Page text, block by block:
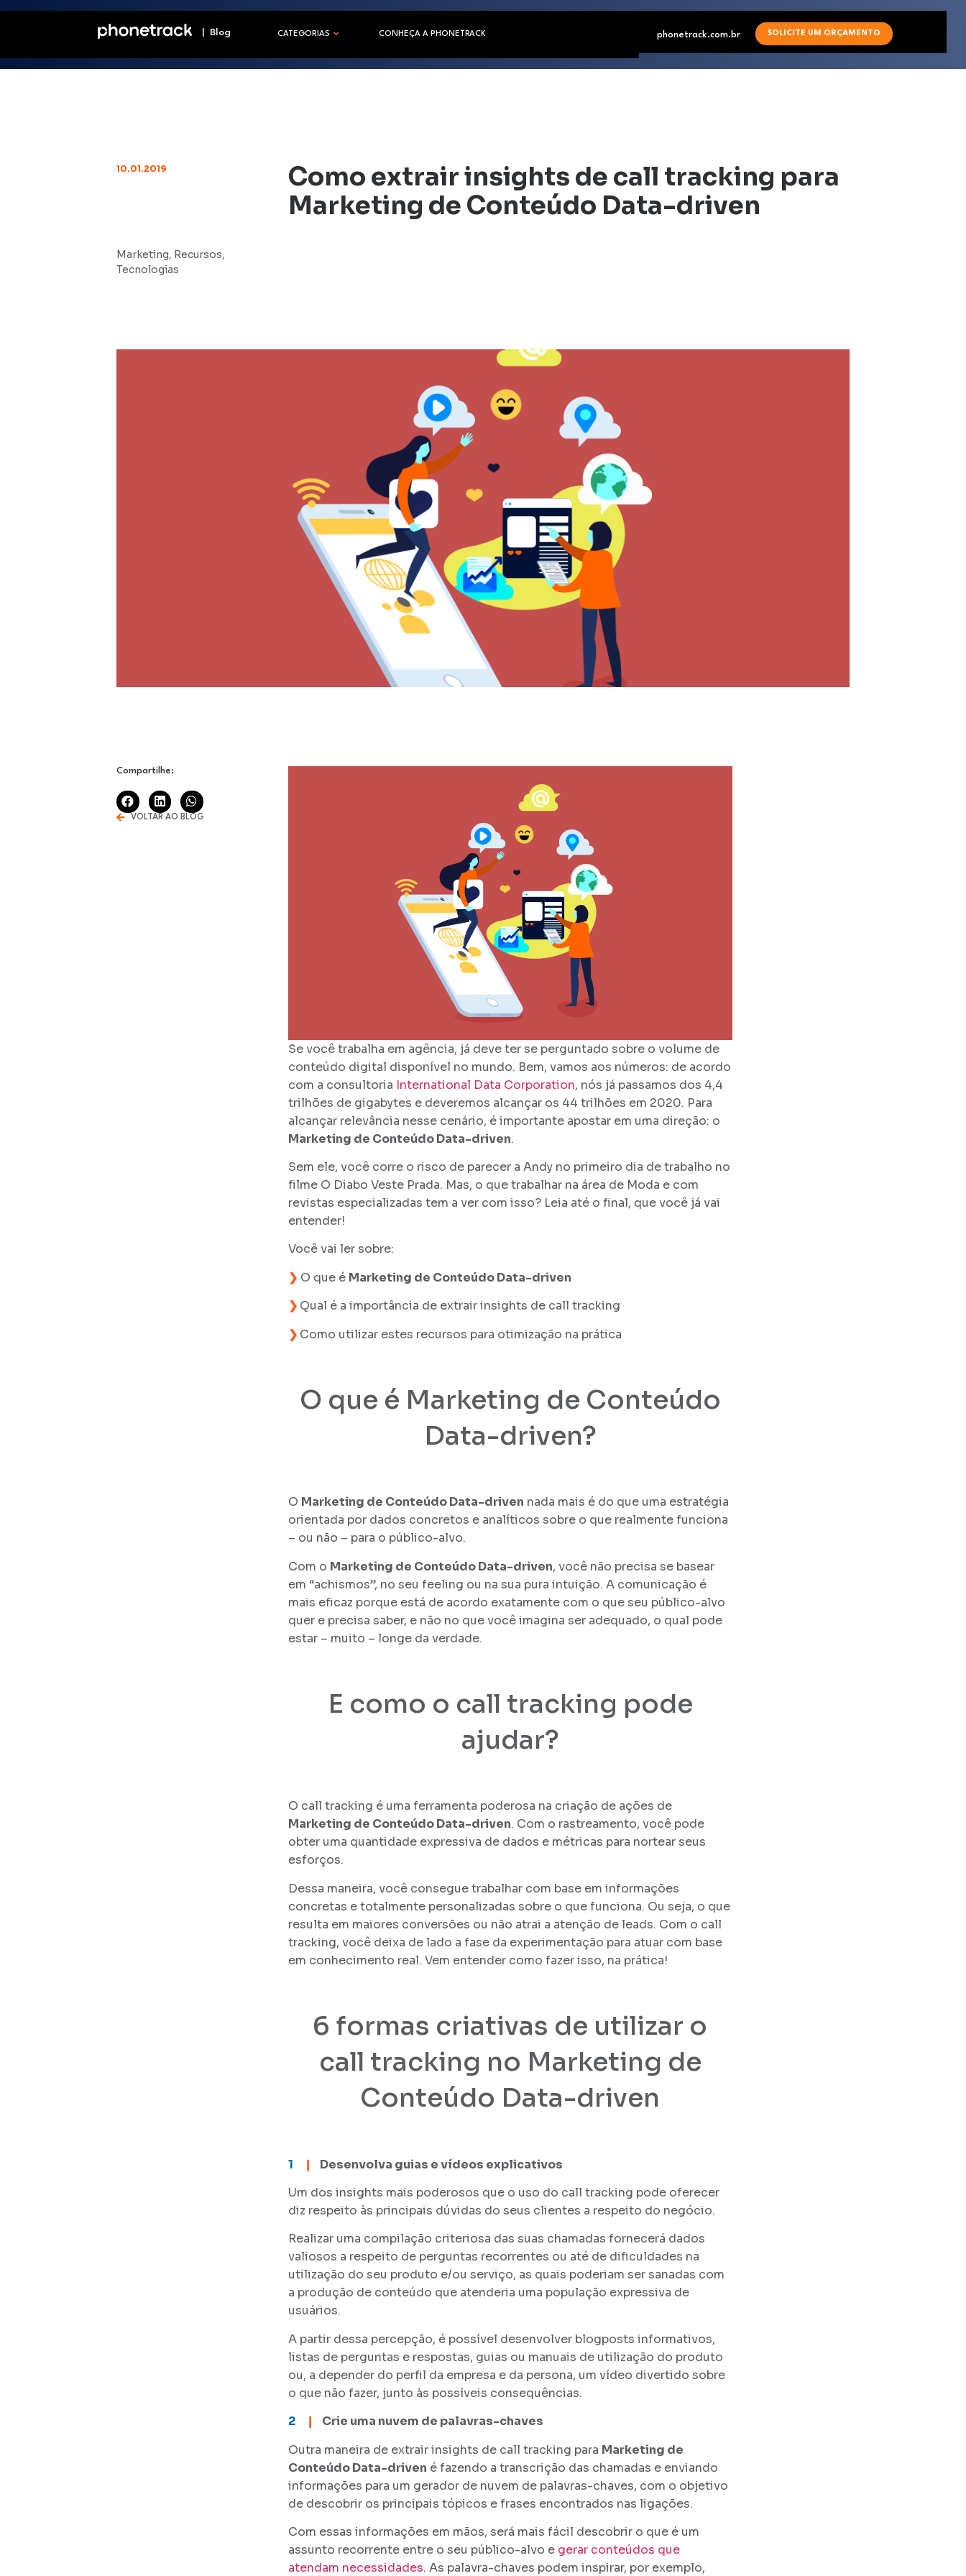
| Blog CATEGORIAS CONHEÇA A PHONETRACK phonetrack.com.br SOLICITE UM ORÇAMENTO
10.01.2019
Marketing, Recursos,
Tecnologias
Como extrair insights de call tracking para
Marketing de Conteúdo Data-driven
Compartilhe:
VOLTAR AO BLOG
Se você trabalha em agência, já deve ter se perguntado sobre o volume de
conteúdo digital disponível no mundo. Bem, vamos aos números: de acordo
com a consultoria International Data Corporation, nós já passamos dos 4,4
trilhões de gigabytes e deveremos alcançar os 44 trilhões em 2020. Para
alcançar relevância nesse cenário, é importante apostar em uma direção: o
Marketing de Conteúdo Data-driven.
Sem ele, você corre o risco de parecer a Andy no primeiro dia de trabalho no
filme O Diabo Veste Prada. Mas, o que trabalhar na área de Moda e com
revistas especializadas tem a ver com isso? Leia até o final, que você já vai
entender!
Você vai ler sobre:
❯ O que é Marketing de Conteúdo Data-driven
❯ Qual é a importância de extrair insights de call tracking
❯ Como utilizar estes recursos para otimização na prática
O que é Marketing de Conteúdo
Data-driven?
O Marketing de Conteúdo Data-driven nada mais é do que uma estratégia
orientada por dados concretos e analíticos sobre o que realmente funciona
– ou não – para o público-alvo.
Com o Marketing de Conteúdo Data-driven, você não precisa se basear
em “achismos”, no seu feeling ou na sua pura intuição. A comunicação é
mais eficaz porque está de acordo exatamente com o que seu público-alvo
quer e precisa saber, e não no que você imagina ser adequado, o qual pode
estar – muito – longe da verdade.
E como o call tracking pode
ajudar?
O call tracking é uma ferramenta poderosa na criação de ações de
Marketing de Conteúdo Data-driven. Com o rastreamento, você pode
obter uma quantidade expressiva de dados e métricas para nortear seus
esforços.
Dessa maneira, você consegue trabalhar com base em informações
concretas e totalmente personalizadas sobre o que funciona. Ou seja, o que
resulta em maiores conversões ou não atrai a atenção de leads. Com o call
tracking, você deixa de lado a fase da experimentação para atuar com base
em conhecimento real. Vem entender como fazer isso, na prática!
6 formas criativas de utilizar o
call tracking no Marketing de
Conteúdo Data-driven
1 ❙
Desenvolva guias e vídeos explicativos
Um dos insights mais poderosos que o uso do call tracking pode oferecer
diz respeito às principais dúvidas do seus clientes a respeito do negócio.
Realizar uma compilação criteriosa das suas chamadas fornecerá dados
valiosos a respeito de perguntas recorrentes ou até de dificuldades na
utilização do seu produto e/ou serviço, as quais poderiam ser sanadas com
a produção de conteúdo que atenderia uma população expressiva de
usuários.
A partir dessa percepção, é possível desenvolver blogposts informativos,
listas de perguntas e respostas, guias ou manuais de utilização do produto
ou, a depender do perfil da empresa e da persona, um vídeo divertido sobre
o que não fazer, junto às possíveis consequências.
2
❙
Crie uma nuvem de palavras-chaves
Outra maneira de extrair insights de call tracking para Marketing de
Conteúdo Data-driven é fazendo a transcrição das chamadas e enviando
informações para um gerador de nuvem de palavras-chaves, com o objetivo
de descobrir os principais tópicos e frases encontrados nas ligações.
Com essas informações em mãos, será mais fácil descobrir o que é um
assunto recorrente entre o seu público-alvo e gerar conteúdos que
atendam necessidades. As palavra-chaves podem inspirar, por exemplo,